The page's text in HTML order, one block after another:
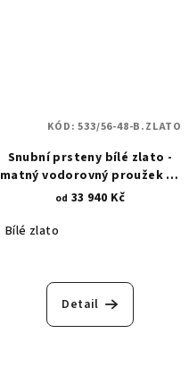
Snubní prsteny bílé zlato -
matný vodorovný proužek se
zirkony 533
od 33 940 Kč
Bílé zlato
hodnocení
produktu
Detail
KÓD:533/56-48-B.ZLATO